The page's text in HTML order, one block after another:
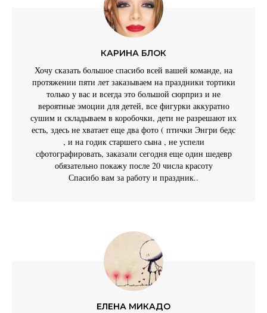
КАРИНА БЛОК
Хочу сказать большое спасибо всей вашей команде, на
протяжении пяти лет заказываем на праздники тортики
только у вас и всегда это большой сюрприз и не
вероятные эмоции для детей, все фигурки аккуратно
сушим и складываем в коробочки, дети не разрешают их
есть, здесь не хватает еще два фото ( птички Энгри бедс
, и на годик старшего сына , не успели
сфотографировать, заказали сегодня еще один шедевр
обязательно покажу после 20 числа красоту
Спасибо вам за работу и праздник..
ЕЛЕНА МИКАДО